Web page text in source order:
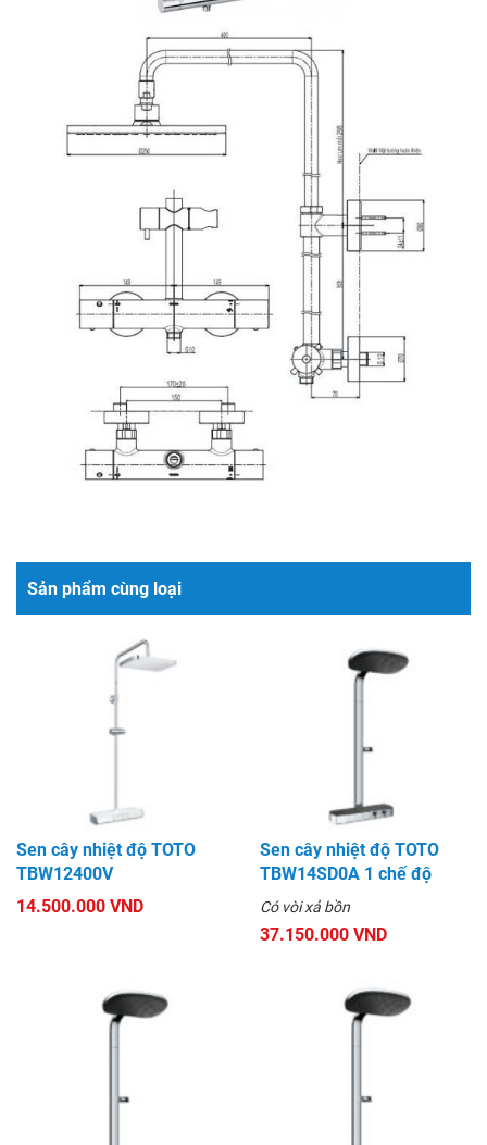
Sản phẩm cùng loại
Sen cây nhiệt độ TOTO
TBW12400V
14.500.000 VND
Sen cây nhiệt độ TOTO
TBW14SD0A 1 chế độ
Có vòi xả bồn
37.150.000 VND